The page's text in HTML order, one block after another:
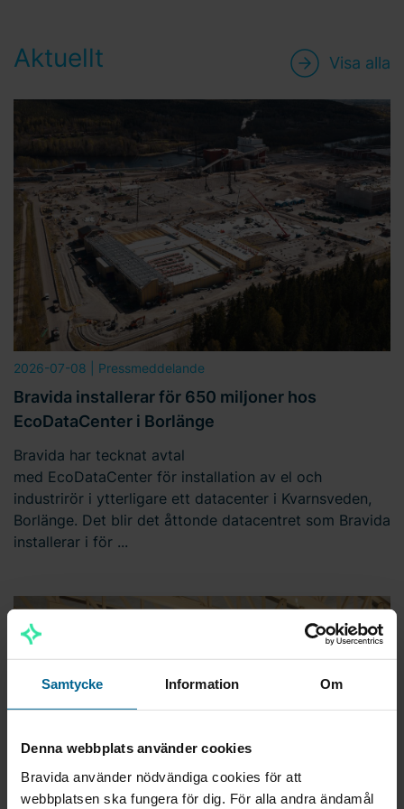
Samtycke Information Om
Denna webbplats använder cookies
Bravida använder nödvändiga cookies för att
webbplatsen ska fungera för dig. För alla andra ändamål
Aktuellt Visa alla
2026-07-08 | Pressmeddelande
Bravida installerar för 650 miljoner hos
EcoDataCenter i Borlänge
Bravida har tecknat avtal
med EcoDataCenter för installation av el och
industrirör i ytterligare ett datacenter i Kvarnsveden,
Borlänge. Det blir det åttonde datacentret som Bravida
installerar i för ...